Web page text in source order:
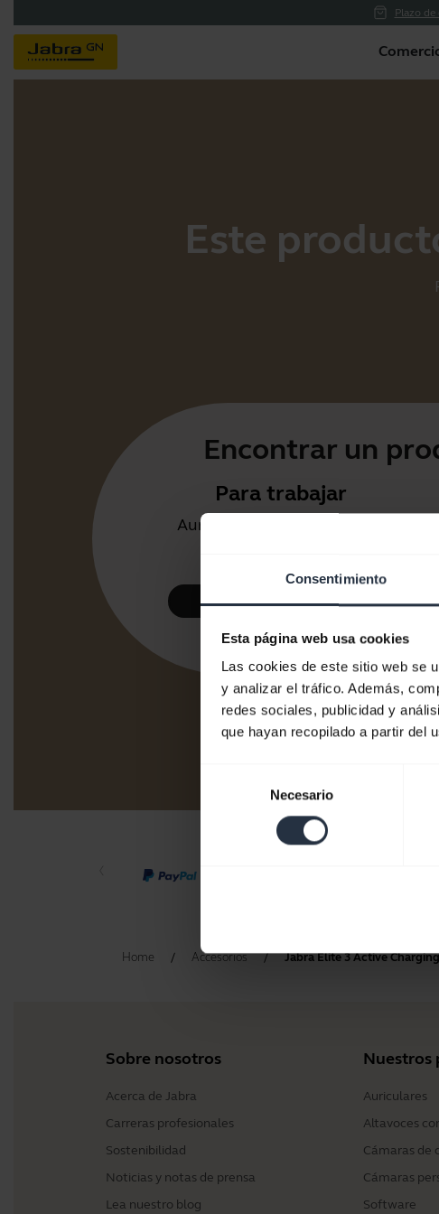
Plazo
Consentimiento
Esta página web usa cookies
Las cookies de este sitio web se
y analizar el tráfico. Además,
redes sociales, publicidad y
que hayan recopilado a partir del
consentimiento
Necesario
Este
Encontrar un
Para trabajar
Auriculares y altavoces para
Eche un vistazo
Home Accesorios Jabra Elite 3 Active
Sobre nosotros
Acerca de Jabra
Carreras profesionales
Sostenibilidad
Noticias y notas de prensa
Lea nuestro blog
Nuestros
Auriculares
Altavoces
Cámaras de
Cámaras
Software